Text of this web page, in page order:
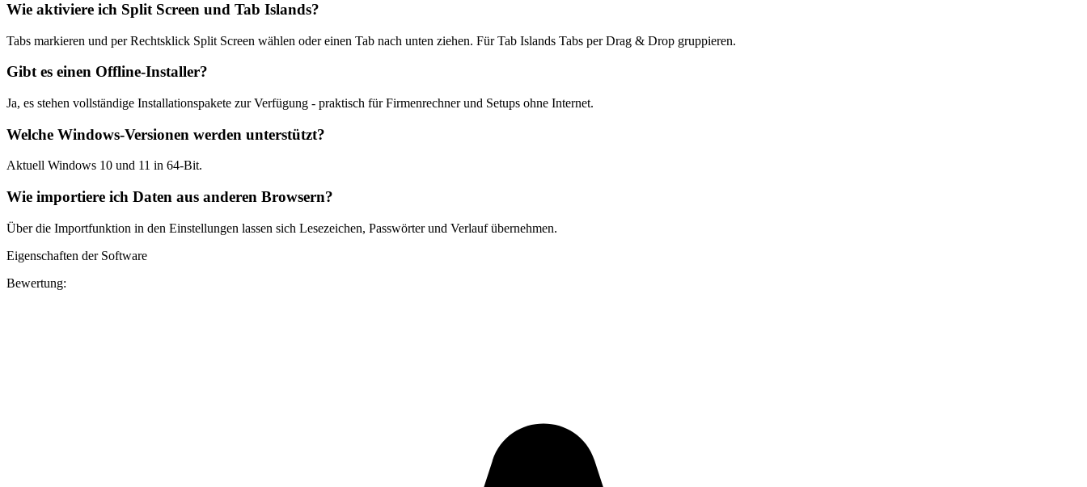
Wie aktiviere ich Split Screen und Tab Islands?
Tabs markieren und per Rechtsklick Split Screen wählen oder einen Tab nach unten ziehen. Für Tab Islands Tabs per Drag & Drop gruppieren.
Gibt es einen Offline-Installer?
Ja, es stehen vollständige Installationspakete zur Verfügung - praktisch für Firmenrechner und Setups ohne Internet.
Welche Windows-Versionen werden unterstützt?
Aktuell Windows 10 und 11 in 64-Bit.
Wie importiere ich Daten aus anderen Browsern?
Über die Importfunktion in den Einstellungen lassen sich Lesezeichen, Passwörter und Verlauf übernehmen.
Eigenschaften der Software
Bewertung: